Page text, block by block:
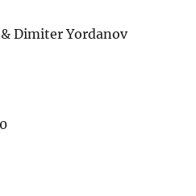
Dimiter Yordanov